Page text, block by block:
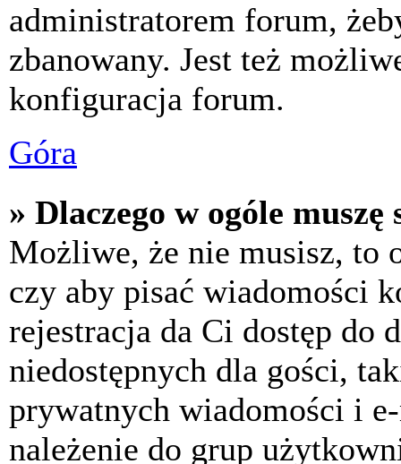
administratorem forum,
zbanowany. Jest też
konfiguracja forum.
Góra
» Dlaczego w ogóle
Możliwe, że nie musisz, to
czy aby pisać wiadomości
rejestracja da Ci dostęp do
niedostępnych dla gości,
prywatnych wiadomości i
należenie do grup